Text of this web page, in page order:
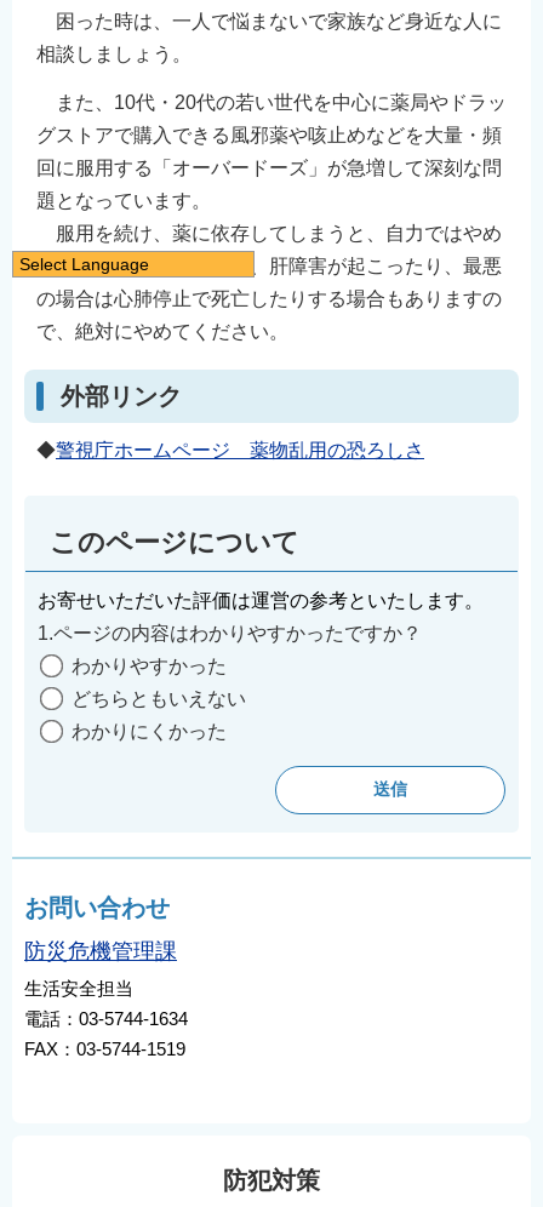
困った時は、一人で悩まないで家族など身近な人に
相談しましょう。
また、10代・20代の若い世代を中心に薬局やドラッ
グストアで購入できる風邪薬や咳止めなどを大量・頻
回に服用する「オーバードーズ」が急増して深刻な問
題となっています。
服用を続け、薬に依存してしまうと、自力ではやめ
られなくなることがあり、肝障害が起こったり、最悪
の場合は心肺停止で死亡したりする場合もありますの
で、絶対にやめてください。
外部リンク
◆警視庁ホームページ 薬物乱用の恐ろしさ
このページについて
お寄せいただいた評価は運営の参考といたします。
1.ページの内容はわかりやすかったですか？
わかりやすかった
どちらともいえない
わかりにくかった
お問い合わせ
防災危機管理課
生活安全担当
電話：03-5744-1634
FAX：03-5744-1519
防犯対策
Select Language
日本語
English
简体中文
繁體中文
한국어